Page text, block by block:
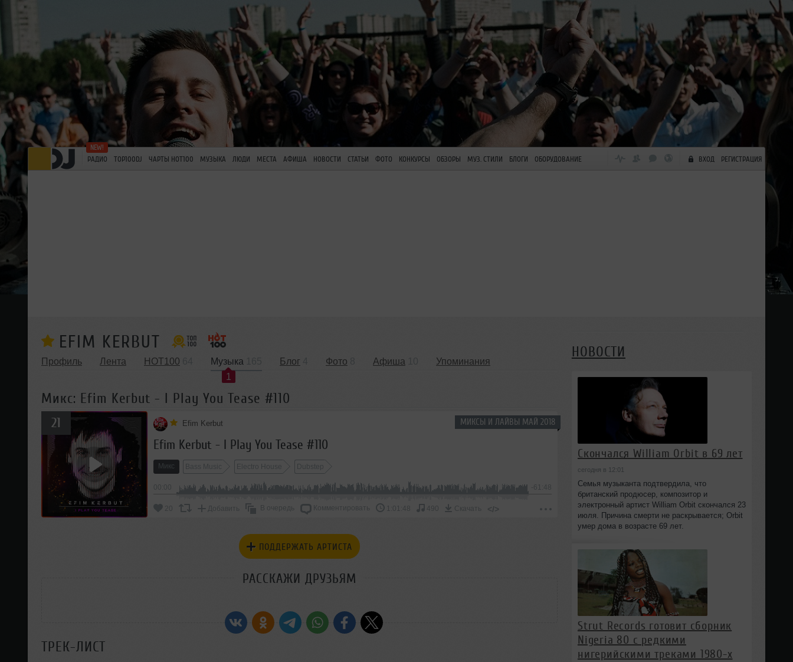
РАДИО TOP100DJ ЧАРТЫ HOT100 МУЗЫКА ЛЮДИ МЕСТА АФИША НОВОСТИ СТАТЬИ ФОТО КОНКУРСЫ ОБЗОРЫ МУЗ. СТИЛИ БЛОГИ ОБОРУДОВАНИЕ ВХОД РЕГИСТРАЦИЯ
EFIM KERBUT
Профиль Лента HOT100
Музыка
1
Блог Фото Афиша Упоминания
Микс: Efim Kerbut - I Play You Tease #110
МИКСЫ И ЛАЙВЫ МАЙ 2018
21 Efim Kerbut
Efim Kerbut - I Play You Tease #110
Микс Bass Music Electro House Dubstep
-61:48
20 Добавить В очередь Комментировать 490 Скачать </>
ПОДДЕРЖАТЬ АРТИСТА
РАССКАЖИ ДРУЗЬЯМ
ТРЕК-ЛИСТ
НОВОСТИ
Скончался William Orbit в 69 лет
сегодня в 12:01
Семья музыканта подтвердила, что
британский продюсер, композитор и
электронный артист William Orbit скончался 23
июля. Причина смерти не раскрывается; Orbit
умер дома в возрасте 69 лет.
Strut Records готовит сборник
Nigeria 80 с редкими
нигерийскими треками 1980-х